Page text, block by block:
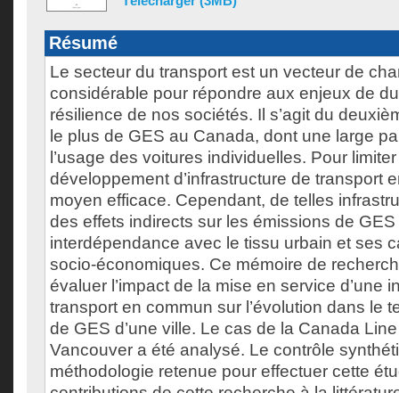
Résumé
Le secteur du transport est un vecteur de
considérable pour répondre aux enjeux de
résilience de nos sociétés. Il s’agit du
le plus de GES au Canada, dont une large
l’usage des voitures individuelles. Pour
développement d’infrastructure de transport
moyen efficace. Cependant, de telles
des effets indirects sur les émissions de
interdépendance avec le tissu urbain et ses
socio-économiques. Ce mémoire de
évaluer l’impact de la mise en service d’une
transport en commun sur l’évolution dans le
de GES d’une ville. Le cas de la Canada
Vancouver a été analysé. Le contrôle
méthodologie retenue pour effectuer cette